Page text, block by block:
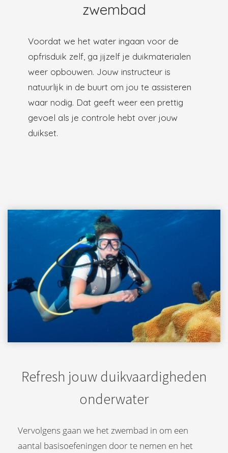
zwembad
Voordat we het water ingaan voor de
opfrisduik zelf, ga jijzelf je duikmaterialen
weer opbouwen. Jouw instructeur is
natuurlijk in de buurt om jou te assisteren
waar nodig. Dat geeft weer een prettig
gevoel als je controle hebt over jouw
duikset.
Refresh jouw duikvaardigheden
onderwater
Vervolgens gaan we het zwembad in om een
aantal basisoefeningen door te nemen en het